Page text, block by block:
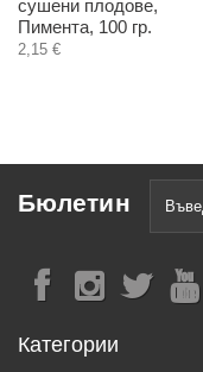
сушени плодове,
Пимента, 100 гр.
2,15 €
Бюлетин
Категории